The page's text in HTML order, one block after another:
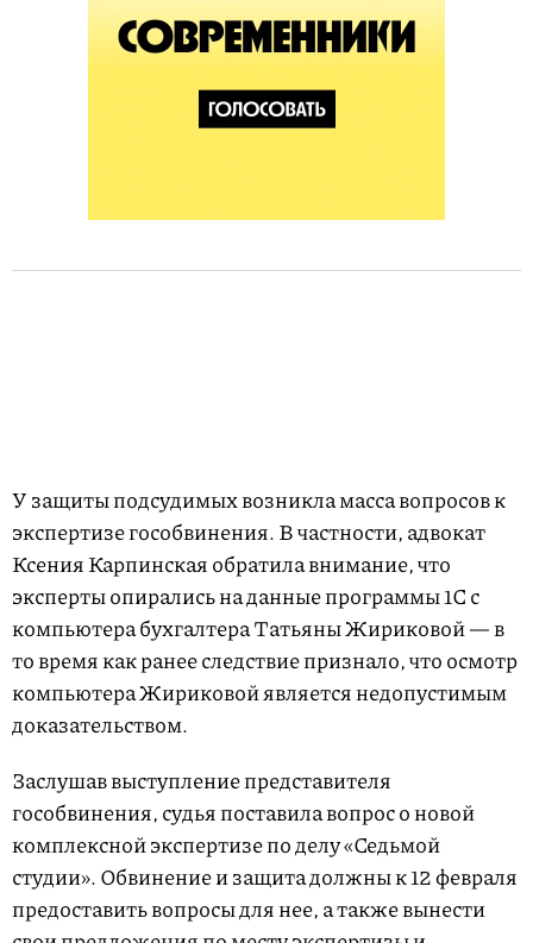
У защиты подсудимых возникла масса вопросов к
экспертизе гособвинения. В частности, адвокат
Ксения Карпинская обратила внимание, что
эксперты опирались на данные программы 1С с
компьютера бухгалтера Татьяны Жириковой — в
то время как ранее следствие признало, что осмотр
компьютера Жириковой является недопустимым
доказательством.
Заслушав выступление представителя
гособвинения, судья поставила вопрос о новой
комплексной экспертизе по делу «Седьмой
студии». Обвинение и защита должны к 12 февраля
предоставить вопросы для нее, а также вынести